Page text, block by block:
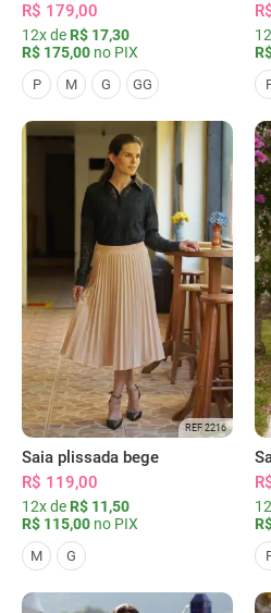
R$ 179,00
12x de R$ 17,30
R$ 175,00 no PIX
P M G GG
REF 2216
Saia plissada bege
R$ 119,00
12x de R$ 11,50
R$ 115,00 no PIX
M G